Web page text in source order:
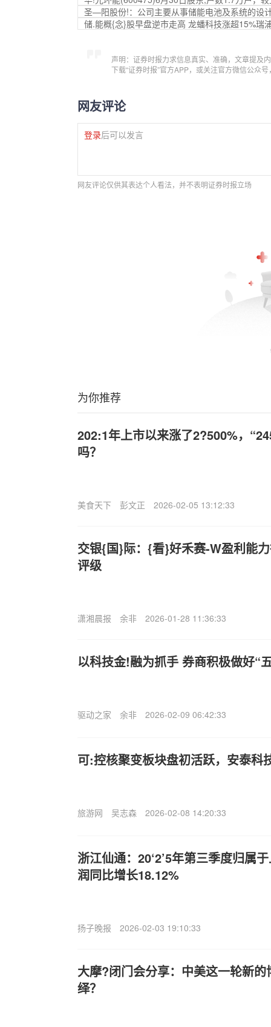
圣—阳股份!：公司主要从事储能电池及系统的设
储.能概{念}股早盘逆市走高 龙蟠科技涨超15%瑞
声明：证券时报力求信息真实、准确，文章提及
下载“证券时报”官方APP，或关注官方微信公众
网友评论
登录后可以发言
网友评论仅供其表达个人看法，并不表明证券时报立场
为你推荐
202:1年上市以来涨了2?500%，
吗？
美食天下 彭文正 2026-02-05 13:12:33
交银{国}际：{看}好禾赛-W盈利能
评级
潇湘晨报 余非 2026-01-28 11:36:33
以科技金!融为抓手 券商积极做好“
驱动之家 余非 2026-02-09 06:42:33
可:控核聚变板块盘初活跃，安泰科
旅游网 吴志森 2026-02-08 14:20:33
浙江仙通：20‘2’5年第三季度归属
润同比增长18.12%
扬子晚报 2026-02-03 19:10:33
大摩?闭门会分享：中美这一轮新
绎？